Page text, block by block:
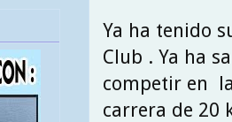
Ya ha tenido
Club . Ya ha
competir en
carrera de 20